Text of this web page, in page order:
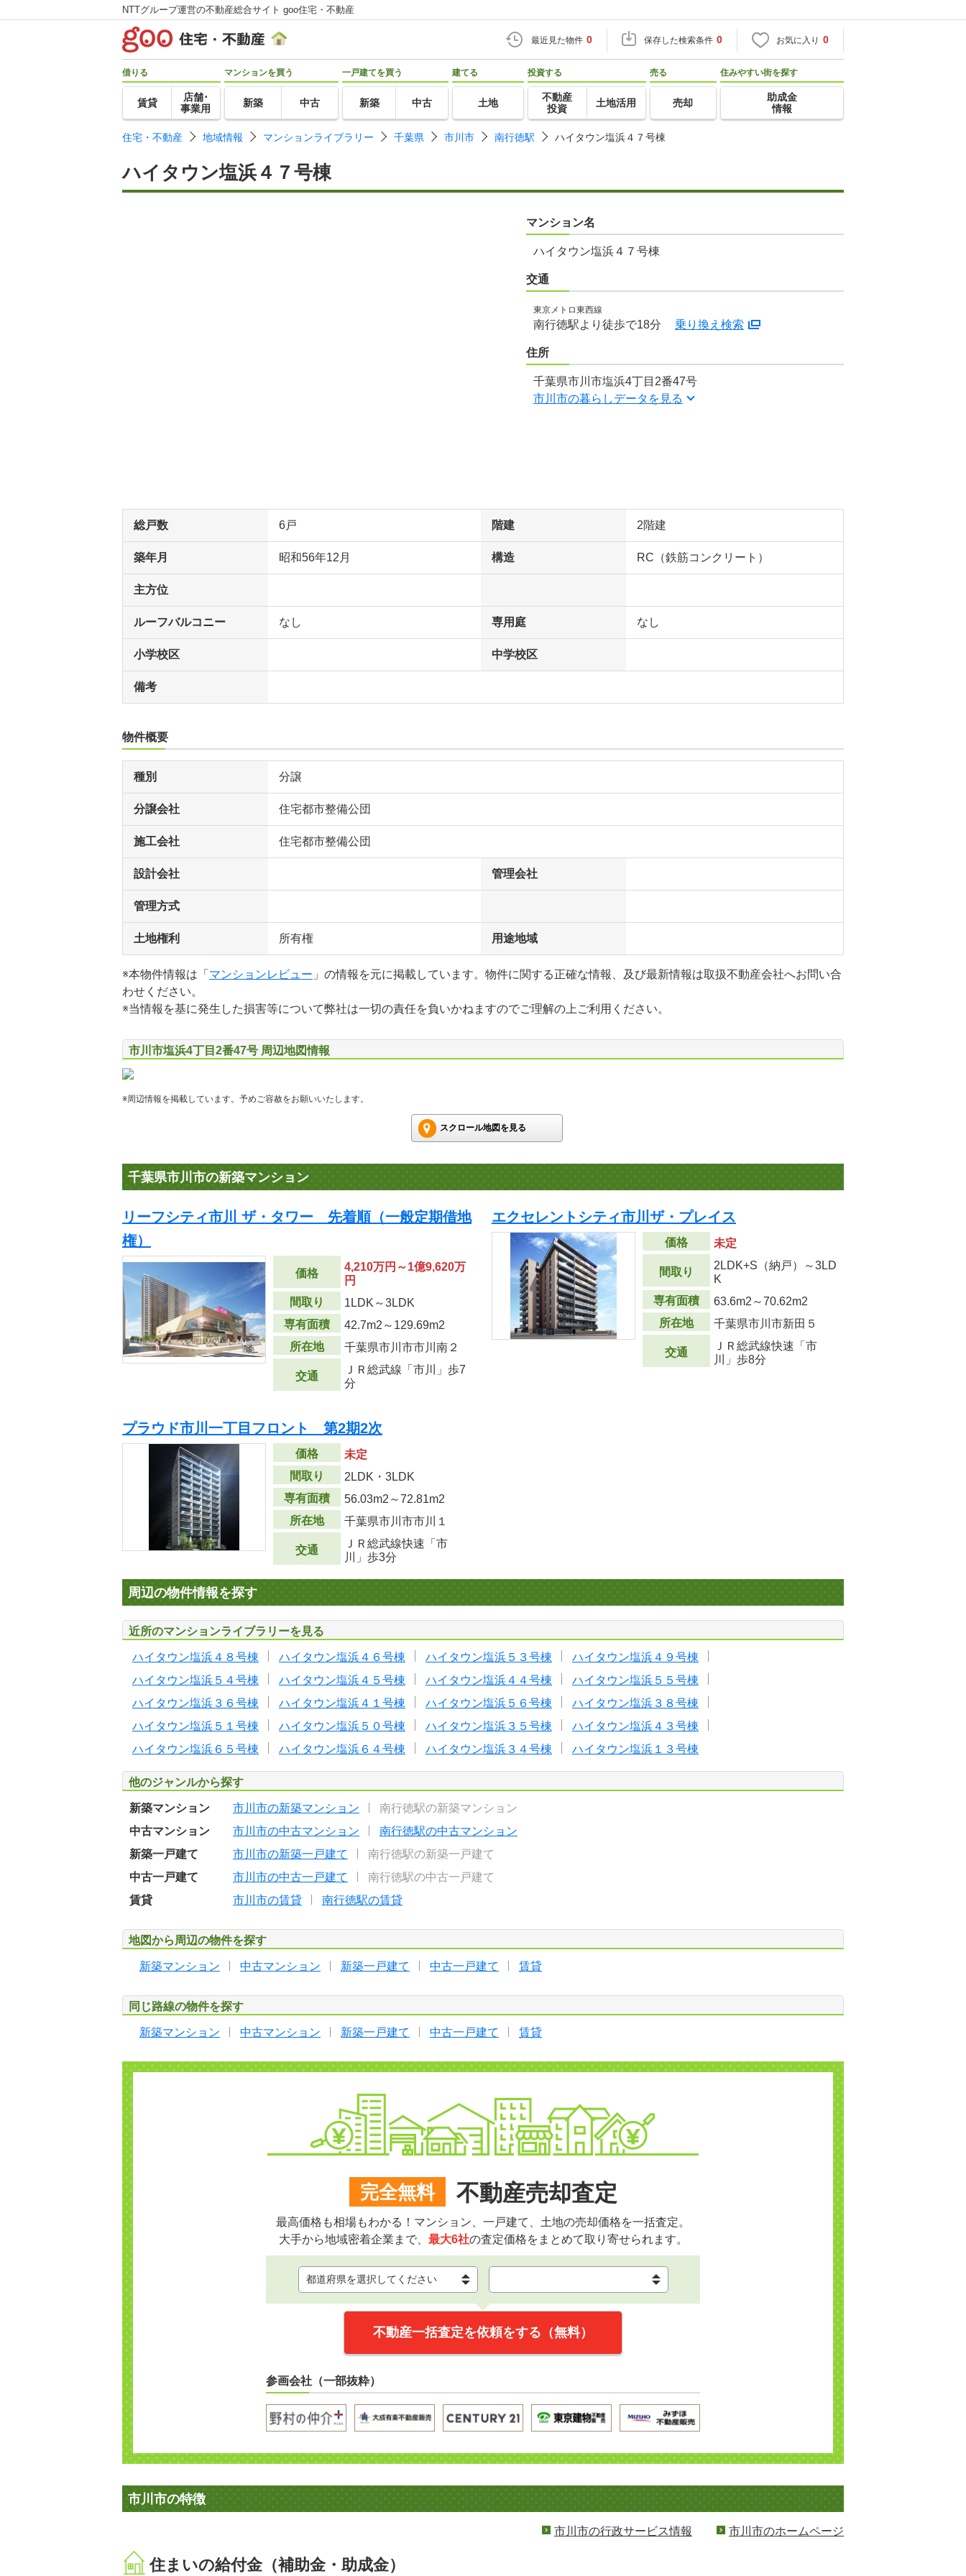
NTTグループ運営の不動産総合サイト goo住宅・不動産
最近見た物件 0 保存した検索条件 0 お気に入り 0
借りる
賃貸
店舗･
事業用
マンションを買う
新築 中古
一戸建てを買う
新築 中古
建てる
土地
投資する
不動産
投資
土地活用
売る
売却
住みやすい街を探す
助成金
情報
住宅・不動産 地域情報 マンションライブラリー 千葉県 市川市 南行徳駅 ハイタウン塩浜４７号棟
ハイタウン塩浜４７号棟
マンション名
ハイタウン塩浜４７号棟
交通
東京メトロ東西線
南行徳駅より徒歩で18分 乗り換え検索
住所
千葉県市川市塩浜4丁目2番47号
市川市の暮らしデータを見る
総戸数 6戸 階建 2階建
築年月 昭和56年12月 構造 RC（鉄筋コンクリート）
主方位
ルーフバルコニー なし 専用庭 なし
小学校区 中学校区
備考
物件概要
種別 分譲
分譲会社 住宅都市整備公団
施工会社 住宅都市整備公団
設計会社 管理会社
管理方式
土地権利 所有権 用途地域
※本物件情報は「 マンションレビュー 」の情報を元に掲載しています。物件に関する正確な情報、及び最新情報は取扱不動産会社へお問い合
わせください。
※当情報を基に発生した損害等について弊社は一切の責任を負いかねますのでご理解の上ご利用ください。
市川市塩浜4丁目2番47号 周辺地図情報
※周辺情報を掲載しています。予めご容赦をお願いいたします。
スクロール地図を見る
千葉県市川市の新築マンション
リーフシティ市川 ザ・タワー 先着順（一般定期借地
権）
価格
4,210万円～1億9,620万
円
間取り
1LDK～3LDK
専有面積
42.7m2 ～129.69m2
所在地
千葉県市川市市川南２
交通
ＪＲ総武線「市川」歩7
分
エクセレントシティ市川ザ・プレイス
価格 未定
間取り
2LDK+S（納戸）～3LD
K
専有面積
63.6m2 ～70.62m2
所在地
千葉県市川市新田５
交通
ＪＲ総武線快速「市
川」歩8分
プラウド市川一丁目フロント 第2期2次
価格
未定
間取り
2LDK・3LDK
専有面積
56.03m2 ～72.81m2
所在地
千葉県市川市市川１
交通
ＪＲ総武線快速「市
川」歩3分
周辺の物件情報を探す
近所のマンションライブラリーを見る
ハイタウン塩浜４８号棟 ハイタウン塩浜４６号棟 ハイタウン塩浜５３号棟
ハイタウン塩浜４９号棟
ハイタウン塩浜５４号棟
ハイタウン塩浜４５号棟 ハイタウン塩浜４４号棟
ハイタウン塩浜５５号棟
ハイタウン塩浜３６号棟
ハイタウン塩浜４１号棟 ハイタウン塩浜５６号棟
ハイタウン塩浜３８号棟
ハイタウン塩浜５１号棟
ハイタウン塩浜５０号棟 ハイタウン塩浜３５号棟
ハイタウン塩浜４３号棟
ハイタウン塩浜６５号棟
ハイタウン塩浜６４号棟 ハイタウン塩浜３４号棟 ハイタウン塩浜１３号棟
他のジャンルから探す
新築マンション 市川市の新築マンション
南行徳駅の新築マンション
中古マンション
市川市の中古マンション
南行徳駅の中古マンション
新築一戸建て
市川市の新築一戸建て
南行徳駅の新築一戸建て
中古一戸建て
市川市の中古一戸建て
南行徳駅の中古一戸建て
賃貸
市川市の賃貸 南行徳駅の賃貸
地図から周辺の物件を探す
新築マンション 中古マンション 新築一戸建て 中古一戸建て 賃貸
同じ路線の物件を探す
新築マンション 中古マンション 新築一戸建て 中古一戸建て 賃貸
完全無料 不動産売却査定
最高価格も相場もわかる！マンション、一戸建て、土地の売却価格を一括査定。
大手から地域密着企業まで、 最大6社の査定価格をまとめて取り寄せられます。
不動産一括査定を依頼をする（無料）
参画会社（一部抜粋）
市川市の特徴
市川市の行政サービス情報 市川市のホームページ
住まいの給付金（補助金・助成金）